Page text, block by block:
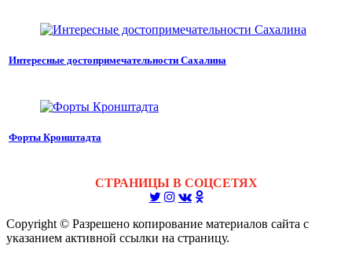
Интересные достопримечательности Сахалина
Форты Кронштадта
СТРАНИЦЫ В СОЦСЕТЯХ
Copyright © Разрешено копирование материалов сайта с
указанием активной ссылки на страницу.